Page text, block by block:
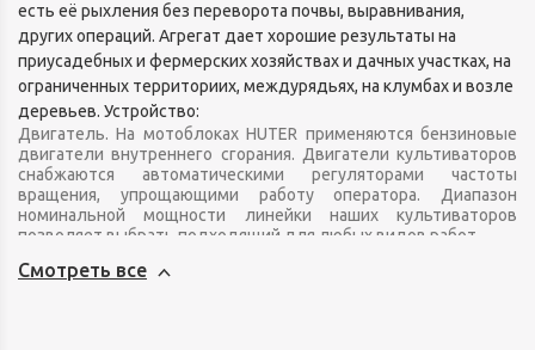
есть её рыхления без переворота почвы, выравнивания,
других операций. Агрегат дает хорошие результаты на
приусадебных и фермерских хозяйствах и дачных участках, на
ограниченных территориих, междурядьях, на клумбах и возле
деревьев. Устройство:
Двигатель. На мотоблоках HUTER применяются бензиновые
двигатели внутреннего сгорания. Двигатели культиваторов
снабжаются автоматическими регуляторами частоты
вращения, упрощающими работу оператора. Диапазон
номинальной мощности линейки наших культиваторов
позволяет выбрать подходящий для любых видов работ.
Сцепление и редуктор обеспечивают передачу вращающего
Смотреть все